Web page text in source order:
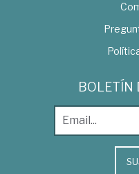
BOLETÍN